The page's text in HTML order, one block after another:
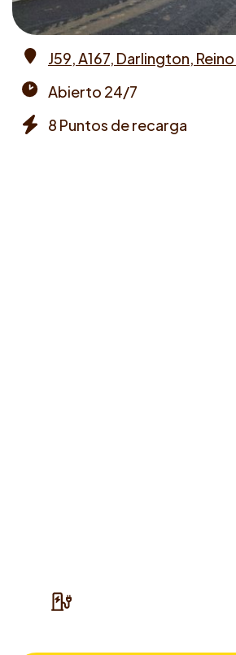
J59, A167, Darlington,
times
Abierto 24/7
8 Puntos de recarga